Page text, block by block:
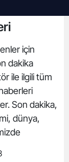
için
dakika
ile ilgili tüm
Son dakika,
dünya,